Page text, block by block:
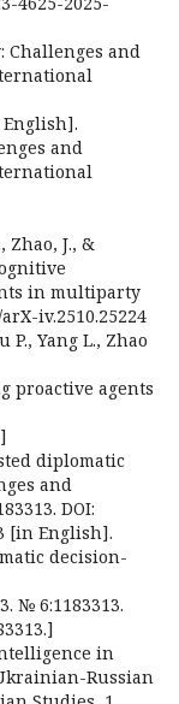
Challenges and
English].
and
Zhao, J., &
in multiparty
iv.2510.25224
Yang L., Zhao
proactive agents
diplomatic
and
DOI:
[in English].
decision-
№ 6:1183313.
in
Russian